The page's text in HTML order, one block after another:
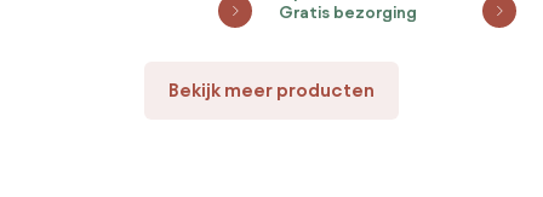
Gratis bezorging
Bekijk meer producten